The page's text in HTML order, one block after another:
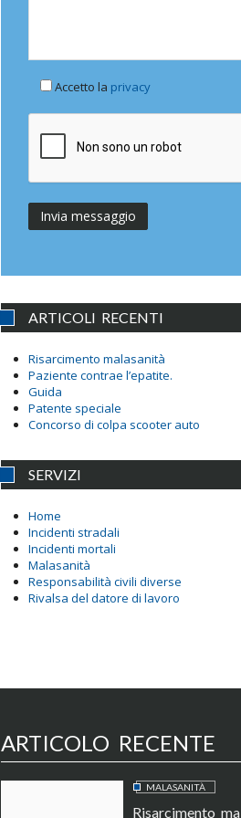
Accetto la privacy
ARTICOLI RECENTI
Risarcimento malasanità
Paziente contrae l’epatite.
Guida
Patente speciale
Concorso di colpa scooter auto
SERVIZI
Home
Incidenti stradali
Incidenti mortali
Malasanità
Responsabilità civili diverse
Rivalsa del datore di lavoro
ARTICOLO RECENTE
MALASANITÀ
Risarcimento